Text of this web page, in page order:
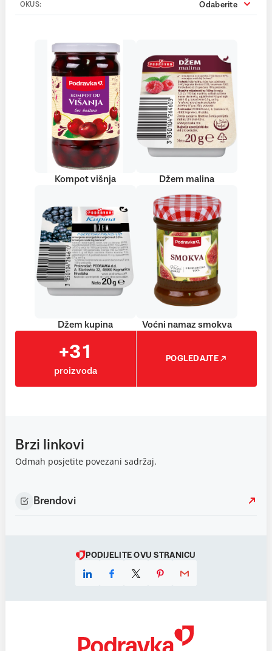
OKUS: Odaberite
Kompot višnja Džem malina
Džem kupina Voćni namaz smokva
+31
proizvoda
POGLEDAJTE
Brzi linkovi
Odmah posjetite povezani sadržaj.
Brendovi
PODIJELITE OVU STRANICU